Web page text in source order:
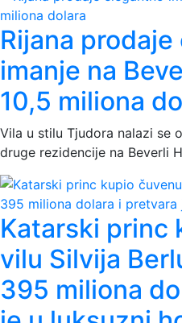
Rijana
imanje na
10,5 miliona
Vila u stilu Tjudora nalazi se
druge rezidencije na Beverli
Katarski princ
vilu Silvija
395 miliona